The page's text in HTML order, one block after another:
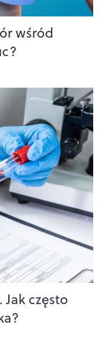
wśród
często